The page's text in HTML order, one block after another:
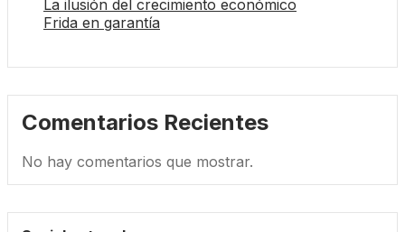
La ilusión del crecimiento económico
Frida en garantía
Comentarios Recientes
No hay comentarios que mostrar.